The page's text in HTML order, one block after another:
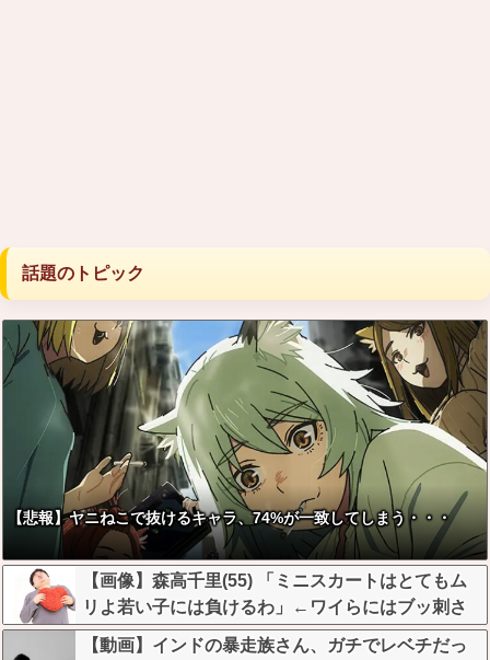
話題のトピック
【悲報】ヤニねこで抜けるキャラ、74%が一致してしまう・・・
【画像】森高千里(55) 「ミニスカートはとてもム
リよ若い子には負けるわ」←ワイらにはブッ刺さ
りまくってしまうw w w w w w
【動画】インドの暴走族さん、ガチでレベチだっ